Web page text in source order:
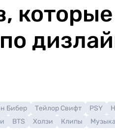
Бибер Тейлор Свифт PSY
BTS Холзи Клипы Музыка